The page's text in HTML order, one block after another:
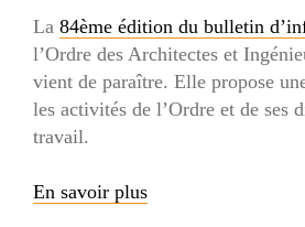
La 84ème édition du bulletin
l’Ordre des Architectes et
vient de paraître. Elle propose
les activités de l’Ordre et de ses
travail.
En savoir plus